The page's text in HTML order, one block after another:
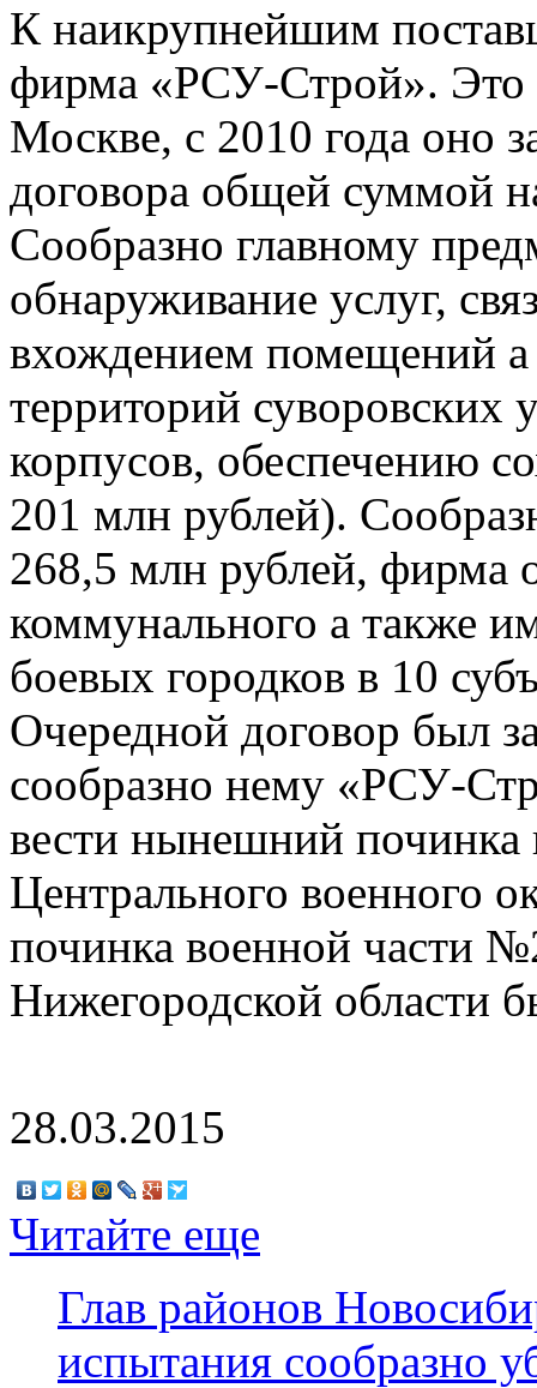
К наикрупнейшим
фирма «РСУ-Строй».
Москве, с 2010 года оно
договора общей суммой
Сообразно главному
обнаруживание услуг,
вхождением помещений
территорий суворовских
корпусов, обеспечению
201 млн рублей).
268,5 млн рублей, фирма
коммунального а также
боевых городков в 10
Очередной договор был
сообразно нему «РСУ-
вести нынешний
Центрального военного
починка военной части
Нижегородской области
28.03.2015
Читайте еще
Глав районов
испытания сообразно